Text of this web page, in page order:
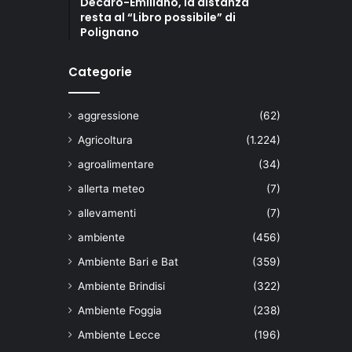
resta al “Libro possibile” di
Polignano
Categorie
aggressione
(62)
Agricoltura
(1.224)
agroalimentare
(34)
allerta meteo
(7)
allevamenti
(7)
ambiente
(456)
Ambiente Bari e Bat
(359)
Ambiente Brindisi
(322)
Ambiente Foggia
(238)
Ambiente Lecce
(196)